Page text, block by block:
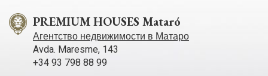
PREMIUM HOUSES Mataró
Агентство недвижимости в Матаро
Avda. Maresme, 143
+34 93 798 88 99